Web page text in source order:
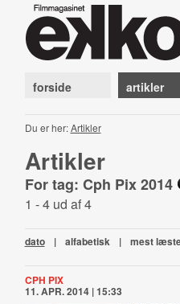
forside artikler
Du er her:Artikler
Artikler
For tag: Cph Pix 2014
1 - 4 ud af 4
dato | alfabetisk | mest
CPH PIX
11. APR. 2014 | 15:33